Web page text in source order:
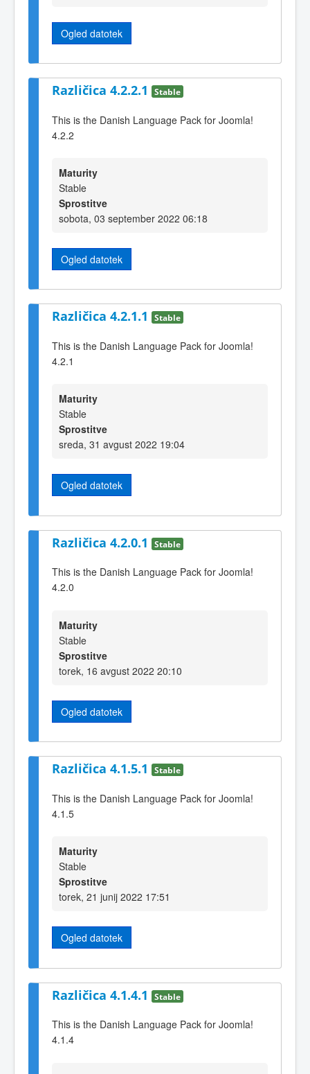
Ogled datotek
Različica 4.2.2.1 Stable
This is the Danish Language Pack for Joomla!
4.2.2
Maturity
Stable
Sprostitve
sobota, 03 september 2022 06:18
Ogled datotek
Različica 4.2.1.1 Stable
This is the Danish Language Pack for Joomla!
4.2.1
Maturity
Stable
Sprostitve
sreda, 31 avgust 2022 19:04
Ogled datotek
Različica 4.2.0.1 Stable
This is the Danish Language Pack for Joomla!
4.2.0
Maturity
Stable
Sprostitve
torek, 16 avgust 2022 20:10
Ogled datotek
Različica 4.1.5.1 Stable
This is the Danish Language Pack for Joomla!
4.1.5
Maturity
Stable
Sprostitve
torek, 21 junij 2022 17:51
Ogled datotek
Različica 4.1.4.1 Stable
This is the Danish Language Pack for Joomla!
4.1.4